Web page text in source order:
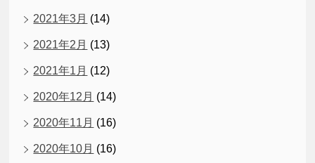
2021年3月 (14)
2021年2月 (13)
2021年1月 (12)
2020年12月 (14)
2020年11月 (16)
2020年10月 (16)